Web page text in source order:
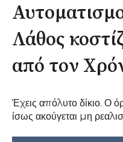
Λάθος
από τον
Έχεις απόλυτο δίκιο. Ο
ίσως ακούγεται μη